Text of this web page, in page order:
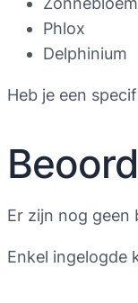
Phlox
Delphinium
Heb je een
Er zijn nog geen
Enkel ingelogde